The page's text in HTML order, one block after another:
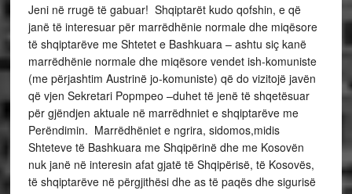
Jeni në rrugë të gabuar! Shqiptarët kudo qofshin, e që
janë të interesuar për marrëdhënie normale dhe miqësore
të shqiptarëve me Shtetet e Bashkuara – ashtu siç kanë
marrëdhënie normale dhe miqësore vendet ish-komuniste
(me përjashtim Austrinë jo-komuniste) që do vizitojë javën
që vjen Sekretari Popmpeo –duhet të jenë të shqetësuar
për gjëndjen aktuale në marrëdhniet e shqiptarëve me
Perëndimin. Marrëdhëniet e ngrira, sidomos,midis
Shteteve të Bashkuara me Shqipërinë dhe me Kosovën
nuk janë në interesin afat gjatë të Shqipërisë, të Kosovës,
të shqiptarëve në përgjithësi dhe as të paqës dhe sigurisë